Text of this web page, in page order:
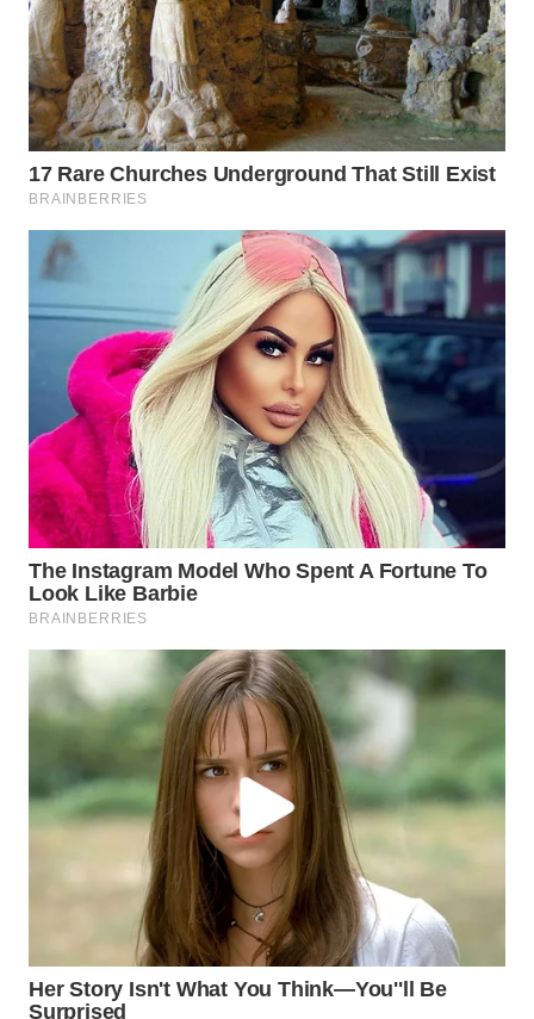
WN
PAKPAK
WN
KARAWANG
WN
BEKASI
WN
BOGOR
WN
DEPOK
WN
TAPANULI
UTARA
WN
SAMOSIR
WN
PADANG
WN
SUMEDANG
WN
KEPULAUAN